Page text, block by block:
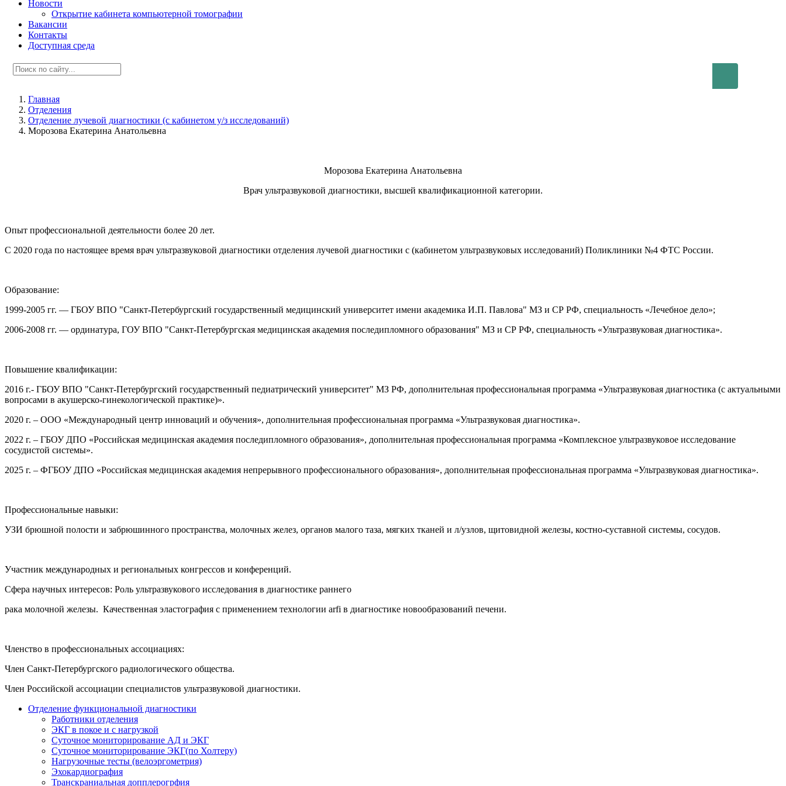
Новости
Открытие кабинета компьютерной томографии
Вакансии
Контакты
Доступная среда
Главная
Отделения
Отделение лучевой диагностики (с кабинетом у/з исследований)
Морозова Екатерина Анатольевна
Морозова Екатерина Анатольевна
Врач ультразвуковой диагностики, высшей квалификационной категории.
Опыт профессиональной деятельности более 20 лет.
С 2020 года по настоящее время врач ультразвуковой диагностики отделения лучевой диагностики с (кабинетом ультразвуковых исследований) Поликлиники №4 ФТС России.
Образование:
1999-2005 гг. — ГБОУ ВПО "Санкт-Петербургский государственный медицинский университет имени академика И.П. Павлова" МЗ и СР РФ, специальность «Лечебное дело»;
2006-2008 гг. — ординатура, ГОУ ВПО "Санкт-Петербургская медицинская академия последипломного образования" МЗ и СР РФ, специальность «Ультразвуковая диагностика».
Повышение квалификации:
2016 г.- ГБОУ ВПО "Санкт-Петербургский государственный педиатрический университет" МЗ РФ, дополнительная профессиональная программа «Ультразвуковая диагностика (с актуальными
вопросами в акушерско-гинекологической практике)».
2020 г. – ООО «Международный центр инноваций и обучения», дополнительная профессиональная программа «Ультразвуковая диагностика».
2022 г. – ГБОУ ДПО «Российская медицинская академия последипломного образования», дополнительная профессиональная программа «Комплексное ультразвуковое исследование
сосудистой системы».
2025 г. – ФГБОУ ДПО «Российская медицинская академия непрерывного профессионального образования», дополнительная профессиональная программа «Ультразвуковая диагностика».
Профессиональные навыки:
УЗИ брюшной полости и забрюшинного пространства, молочных желез, органов малого таза, мягких тканей и л/узлов, щитовидной железы, костно-суставной системы, сосудов.
Участник международных и региональных конгрессов и конференций.
Сфера научных интересов: Роль ультразвукового исследования в диагностике раннего
рака молочной железы. Качественная эластография с применением технологии arfi в диагностике новообразований печени.
Членство в профессиональных ассоциациях:
Член Санкт-Петербургского радиологического общества.
Член Российской ассоциации специалистов ультразвуковой диагностики.
Отделение функциональной диагностики
Работники отделения
ЭКГ в покое и с нагрузкой
Суточное мониторирование АД и ЭКГ
Суточное мониторирование ЭКГ(по Холтеру)
Нагрузочные тесты (велоэргометрия)
Эхокардиография
Транскраниальная допплерогрфия